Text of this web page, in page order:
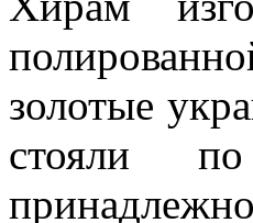
золотые
стояли